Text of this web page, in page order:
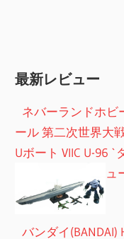
最新レビュー
ネバーランドホビ
ール 第二次世界大
Uボート VIIC U-96
ュ
バンダイ(BANDAI)